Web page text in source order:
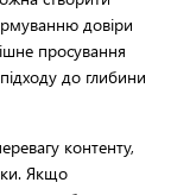
довіри
просування
до глибини
контенту,
Якщо